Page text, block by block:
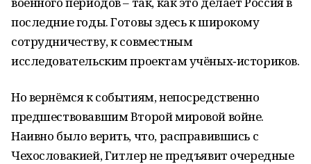
последние годы. Готовы здесь к широкому
сотрудничеству, к совместным
исследовательским проектам учёных‑историков.
Но вернёмся к событиям, непосредственно
предшествовавшим Второй мировой войне.
Наивно было верить, что, расправившись с
Чехословакией, Гитлер не предъявит очередные